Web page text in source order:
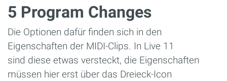
5 Program Changes
Die Optionen dafür finden sich in den
Eigenschaften der MIDI-Clips. In Live 11
sind diese etwas versteckt, die Eigenschaften
müssen hier erst über das Dreieck-Icon